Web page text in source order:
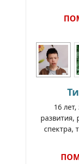
16
развития,
спектра,